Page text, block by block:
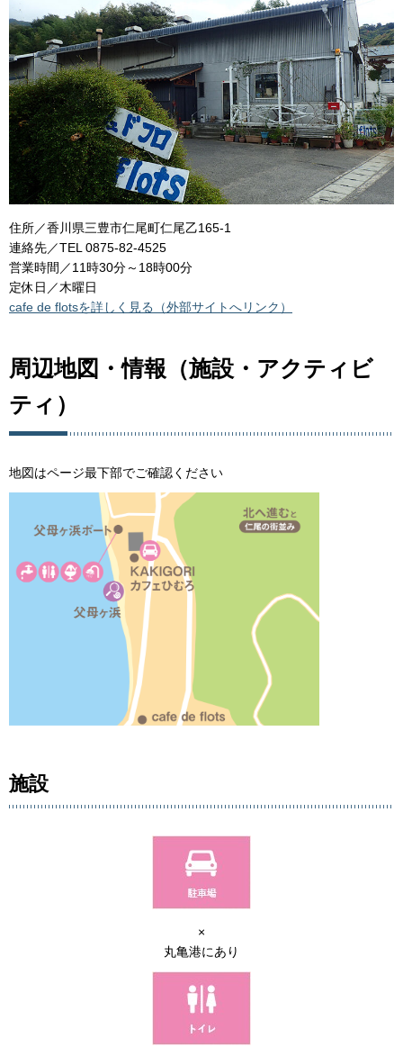
住所／香川県三豊市仁尾町仁尾乙165-1
連絡先／TEL 0875-82-4525
営業時間／11時30分～18時00分
定休日／木曜日
cafe de flotsを詳しく見る（外部サイトへリンク）
周辺地図・情報（施設・アクティビ
ティ）
地図はページ最下部でご確認ください
施設
×
丸亀港にあり